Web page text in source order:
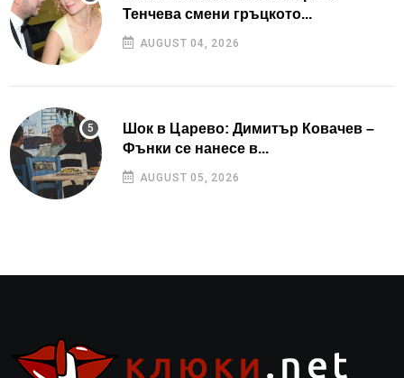
Тенчева смени гръцкото...
AUGUST 04, 2026
Шок в Царево: Димитър Ковачев –
Фънки се нанесе в...
AUGUST 05, 2026